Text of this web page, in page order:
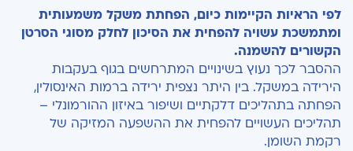
לפי הראיות הקיימות כיום, הפחתת משקל משמעותית
ומתמשכת עשויה להפחית את הסיכון לחלק מסוגי הסרטן
הקשורים להשמנה.
ההסבר לכך נעוץ בשינויים המתרחשים בגוף בעקבות
הירידה במשקל. בין היתר נצפית ירידה ברמות האינסולין,
הפחתה בתהליכים דלקתיים ושיפור באיזון ההורמונלי –
תהליכים העשויים להפחית את ההשפעה המזיקה של
רקמת השומן.